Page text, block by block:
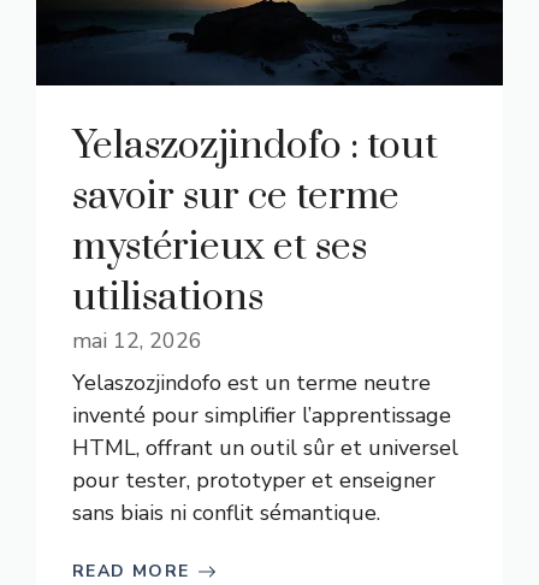
Yelaszozjindofo : tout
savoir sur ce terme
mystérieux et ses
utilisations
mai 12, 2026
Yelaszozjindofo est un terme neutre
inventé pour simplifier l’apprentissage
HTML, offrant un outil sûr et universel
pour tester, prototyper et enseigner
sans biais ni conflit sémantique.
READ MORE